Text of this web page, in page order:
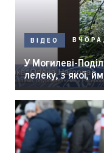
ВІДЕО
У Могилеві-
лелеку, з якої,